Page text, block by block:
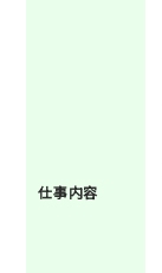
仕事内容